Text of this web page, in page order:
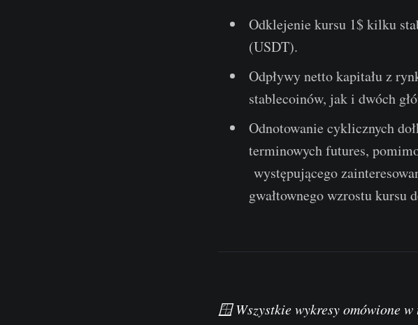
Odklejenie kursu 1$ kilku
(USDT).
Odpływy netto kapitału z
stablecoinów, jak i dwóch
Odnotowanie cyklicznych
terminowych futures,
występującego
gwałtownego wzrostu kursu
🪟 Wszystkie wykresy omówione